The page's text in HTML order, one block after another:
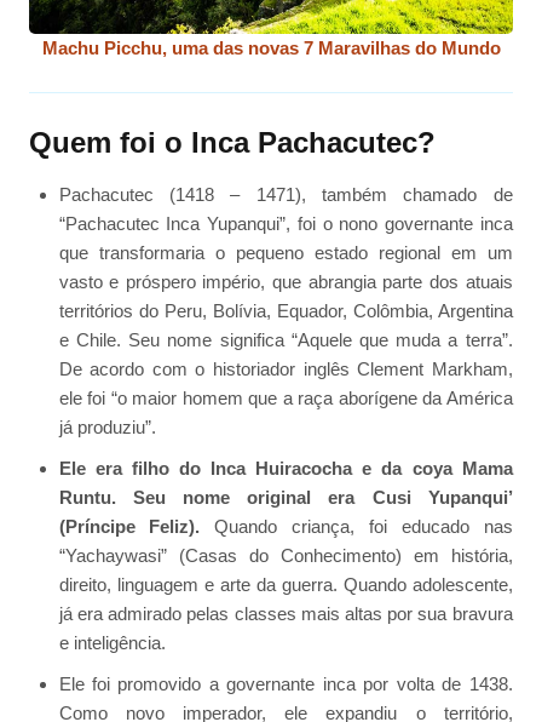
Machu Picchu, uma das novas 7 Maravilhas do Mundo
Quem foi o Inca Pachacutec?
Pachacutec (1418 – 1471), também chamado de
“Pachacutec Inca Yupanqui”, foi o nono governante inca
que transformaria o pequeno estado regional em um
vasto e próspero império, que abrangia parte dos atuais
territórios do Peru, Bolívia, Equador, Colômbia, Argentina
e Chile. Seu nome significa “Aquele que muda a terra”.
De acordo com o historiador inglês Clement Markham,
ele foi “o maior homem que a raça aborígene da América
já produziu”.
Ele era filho do Inca Huiracocha e da coya Mama
Runtu. Seu nome original era Cusi Yupanqui’
(Príncipe Feliz). Quando criança, foi educado nas
“Yachaywasi” (Casas do Conhecimento) em história,
direito, linguagem e arte da guerra. Quando adolescente,
já era admirado pelas classes mais altas por sua bravura
e inteligência.
Ele foi promovido a governante inca por volta de 1438.
Como novo imperador, ele expandiu o território,